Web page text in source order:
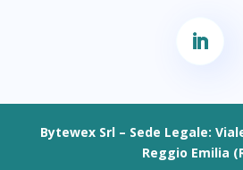
Bytewex Srl – Sede Legale:
Reggio Emilia